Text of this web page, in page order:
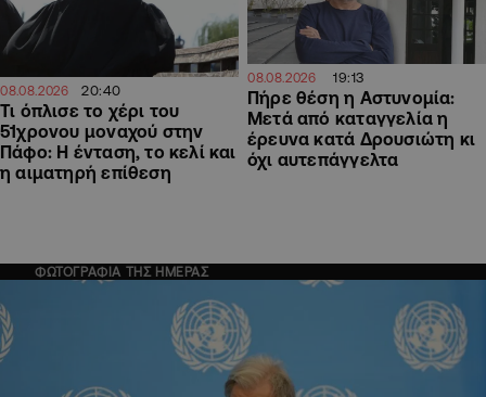
08.08.2026 20:40
Τι όπλισε το χέρι του
51χρονου μοναχού στην
Πάφο: Η ένταση, το κελί και
η αιματηρή επίθεση
08.08.2026 19:13
Πήρε θέση η Αστυνομία:
Μετά από καταγγελία η
έρευνα κατά Δρουσιώτη κι
όχι αυτεπάγγελτα
ΦΩΤΟΓΡΑΦΙΑ ΤΗΣ ΗΜΕΡΑΣ